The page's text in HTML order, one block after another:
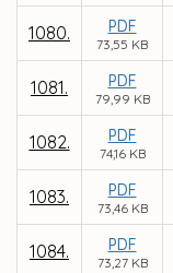
1080. PDF
73,55 KB
1081. PDF
79,99 KB
1082. PDF
74,16 KB
1083. PDF
73,46 KB
1084. PDF
73,27 KB